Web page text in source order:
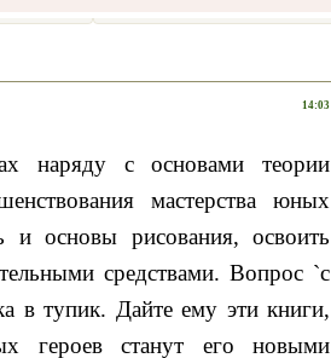
14:03
наряду с основами теории
мастерства юных
основы рисования, освоить
средствами. Вопрос `с
в тупик. Дайте ему эти книги,
героев станут его новыми